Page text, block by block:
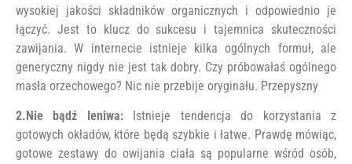
wysokiej jakości składników organicznych i odpowiednio je
łączyć. Jest to klucz do sukcesu i tajemnica skuteczności
zawijania. W internecie istnieje kilka ogólnych formuł, ale
generyczny nigdy nie jest tak dobry. Czy próbowałaś ogólnego
masła orzechowego? Nic nie przebije oryginału. Przepyszny
2.Nie bądź leniwa:Istnieje tendencja do korzystania z
gotowych okładów, które będą szybkie i łatwe. Prawdę mówiąc,
gotowe zestawy do owijania ciała są popularne wśród osób,